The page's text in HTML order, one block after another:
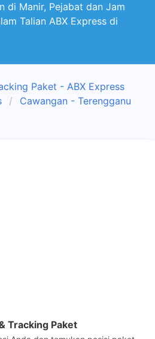
di Manir, Pejabat dan Jam
Talian ABX Express di
Paket - ABX Express
Cawangan - Terengganu
Tracking Paket